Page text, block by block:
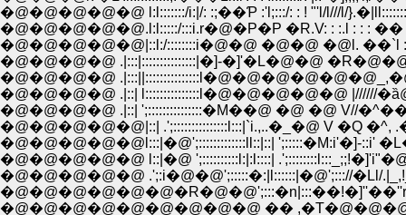
�@�@�@�@�@ l:l:::::::/i:|/: :;��Ƥ :'l;:::/: : ! "'l/l///l/
�@�@�@�@�@.l:l:::::/:::i.r�@�P�P �R.V: : :.l : : : �� ; ;.!
�@�@�@�@�@|::l:/::::::::i�@�@ �@�@ �@l. ��`l : :
�@�@�@�@ .|:::|:::::::::::::::|�]-�]'�L�@�@
�@�@�@�@ .|::| l:::::::::::::::l�@�@�@�@�@ |//////
�@�@�@�@ .|::| ';:::::::::::::::�M��@ �@ �@ V//�^��
�@�@�@�@�@|::| .';:::::::::::::::l:::|`i.,..�_�@ V �Q �^,
�@�@�@�@�@l:::|�@';:::::::::::::ll::|::| ';:::::�M:i'�]-::i'
�@�@�@�@�@ l::|�@ ';::::::::::l:|:l::::|
�@�@�@�@�@ .';:i�@�@';:::::�:|l::::::|�@';::://�Ll/
�@�@�@�@�@�@�@�@�@ ��